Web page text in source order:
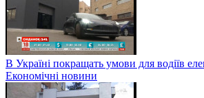
В Україні покращать умови для водіїв
Економічні новини